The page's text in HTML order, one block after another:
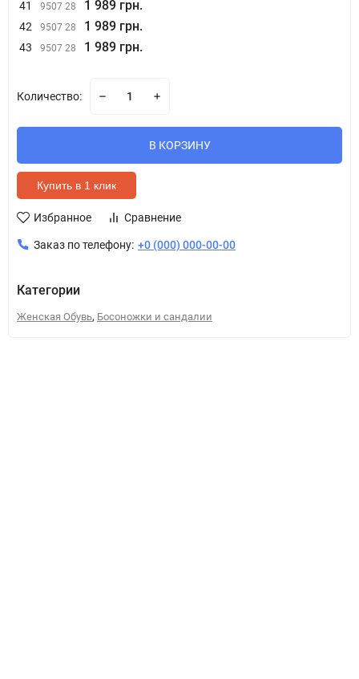
41 9507 28 1 989 грн.
42 9507 28 1 989 грн.
43 9507 28 1 989 грн.
Количество:
В КОРЗИНУ
Купить в 1 клик
Избранное Сравнение
Заказ по телефону: +0 (000) 000-00-00
Категории
Женская Обувь, Босоножки и сандалии